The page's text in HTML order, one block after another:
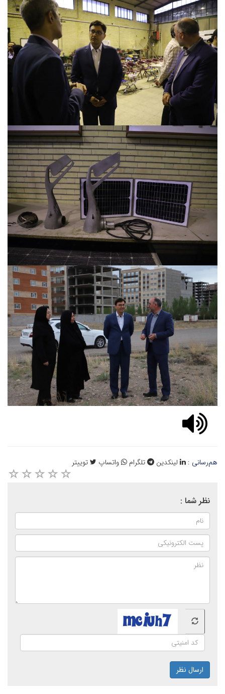
هم‌رسانی : لینکدین تلگرام واتساپ توییتر
نظر شما :
ارسال نظر